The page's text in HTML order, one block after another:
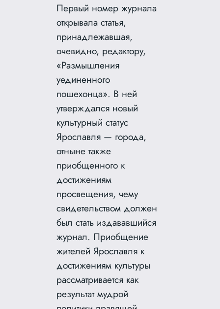
Первый номер журнала
открывала статья,
принадлежавшая,
очевидно, редактору,
«Размышления
уединенного
пошехонца». В ней
утверждался новый
культурный статус
Ярославля — города,
отныне также
приобщенного к
достижениям
просвещения, чему
свидетельством должен
был стать издававшийся
журнал. Приобщение
жителей Ярославля к
достижениям культуры
рассматривается как
результат мудрой